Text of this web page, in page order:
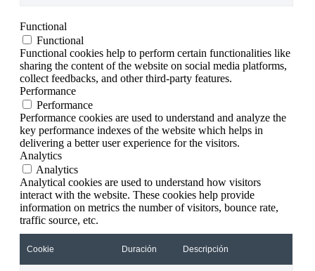
Functional
Functional
Functional cookies help to perform certain functionalities like
sharing the content of the website on social media platforms,
collect feedbacks, and other third-party features.
Performance
Performance
Performance cookies are used to understand and analyze the
key performance indexes of the website which helps in
delivering a better user experience for the visitors.
Analytics
Analytics
Analytical cookies are used to understand how visitors
interact with the website. These cookies help provide
information on metrics the number of visitors, bounce rate,
traffic source, etc.
Cookie Duración Descripción